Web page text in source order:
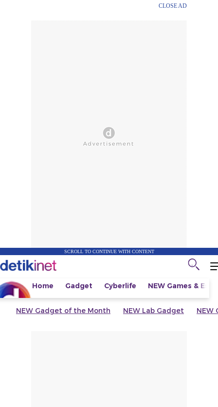
CLOSE AD
SCROLL TO CONTINUE WITH CONTENT
Home Gadget Cyberlife NEW Games &
NEW Gadget of the Month NEW Lab Gadget NEW